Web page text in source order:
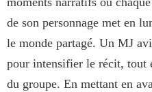
de son personnage met en
le monde partagé. Un MJ
pour intensifier le récit, tout
du groupe. En mettant en